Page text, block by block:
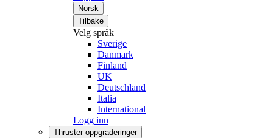
Norsk
Tilbake
Velg språk
Sverige
Danmark
Finland
UK
Deutschland
Italia
International
Logg inn
Thruster oppgraderinger